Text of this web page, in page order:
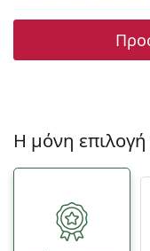
Η μόνη επιλογή